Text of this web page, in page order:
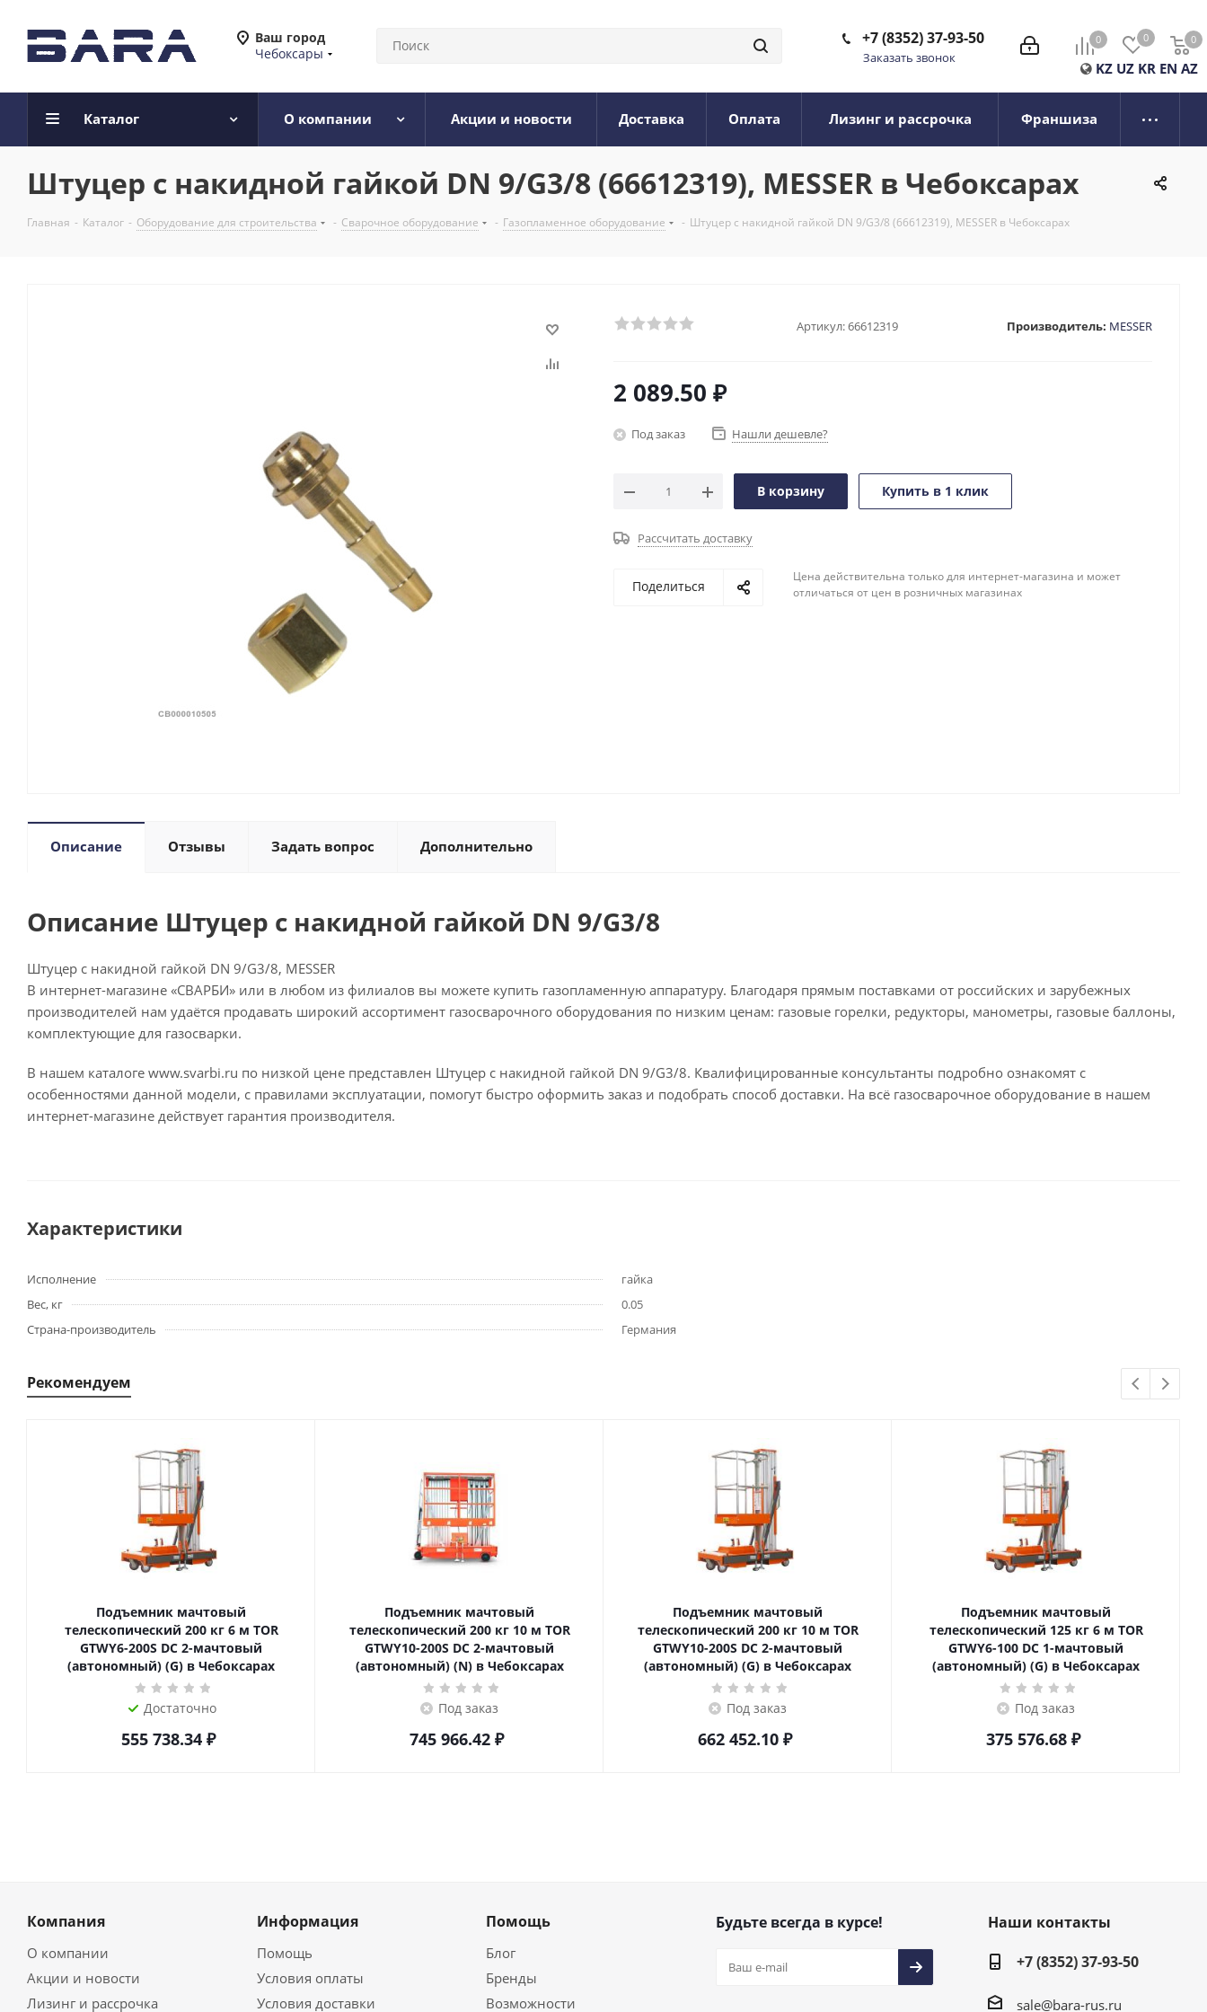
Ваш город
Чебоксары
0 0 0
0
KZ UZ KR EN AZ
+7 (8352) 37-93-50
Заказать звонок
Каталог О компании Акции и новости Доставка Оплата Лизинг и рассрочка Франшиза
Штуцер с накидной гайкой DN 9/G3/8 (66612319), MESSER в Чебоксарах
Главная - Каталог - Оборудование для строительства - Сварочное оборудование - Газопламенное оборудование - Штуцер с накидной гайкой DN 9/G3/8 (66612319), MESSER в Чебоксарах
Артикул:66612319 Производитель: MESSER
2 089.50 ₽
Под заказ Нашли дешевле?
В корзину Купить в 1 клик
Рассчитать доставку
Поделиться
Цена действительна только для интернет-магазина и может
отличаться от цен в розничных магазинах
Описание Отзывы Задать вопрос Дополнительно
Описание Штуцер с накидной гайкой DN 9/G3/8
Штуцер с накидной гайкой DN 9/G3/8, MESSER
В интернет-магазине «СВАРБИ» или в любом из филиалов вы можете купить газопламенную аппаратуру. Благодаря прямым поставками от российских и зарубежных
производителей нам удаётся продавать широкий ассортимент газосварочного оборудования по низким ценам: газовые горелки, редукторы, манометры, газовые баллоны,
комплектующие для газосварки.
В нашем каталоге www.svarbi.ru по низкой цене представлен Штуцер с накидной гайкой DN 9/G3/8. Квалифицированные консультанты подробно ознакомят с
особенностями данной модели, с правилами эксплуатации, помогут быстро оформить заказ и подобрать способ доставки. На всё газосварочное оборудование в нашем
интернет-магазине действует гарантия производителя.
Характеристики
Исполнение
гайка
Вес, кг
0.05
Страна-производитель
Германия
Рекомендуем
Подъемник мачтовый
телескопический 200 кг 6 м TOR
GTWY6-200S DC 2-мачтовый
(автономный) (G) в Чебоксарах
Достаточно
555 738.34₽
Подъемник мачтовый
телескопический 200 кг 10 м TOR
GTWY10-200S DC 2-мачтовый
(автономный) (N) в Чебоксарах
Под заказ
745 966.42₽
Подъемник мачтовый
телескопический 200 кг 10 м TOR
GTWY10-200S DC 2-мачтовый
(автономный) (G) в Чебоксарах
Под заказ
662 452.10₽
Подъемник мачтовый
телескопический 125 кг 6 м TOR
GTWY6-100 DC 1-мачтовый
(автономный) (G) в Чебоксарах
Под заказ
375 576.68₽
Компания
О компании
Акции и новости
Лизинг и рассрочка
Информация
Помощь
Условия оплаты
Условия доставки
Помощь
Блог
Бренды
Возможности
Будьте всегда в курсе!
Наши контакты
+7 (8352) 37-93-50
sale@bara-rus.ru